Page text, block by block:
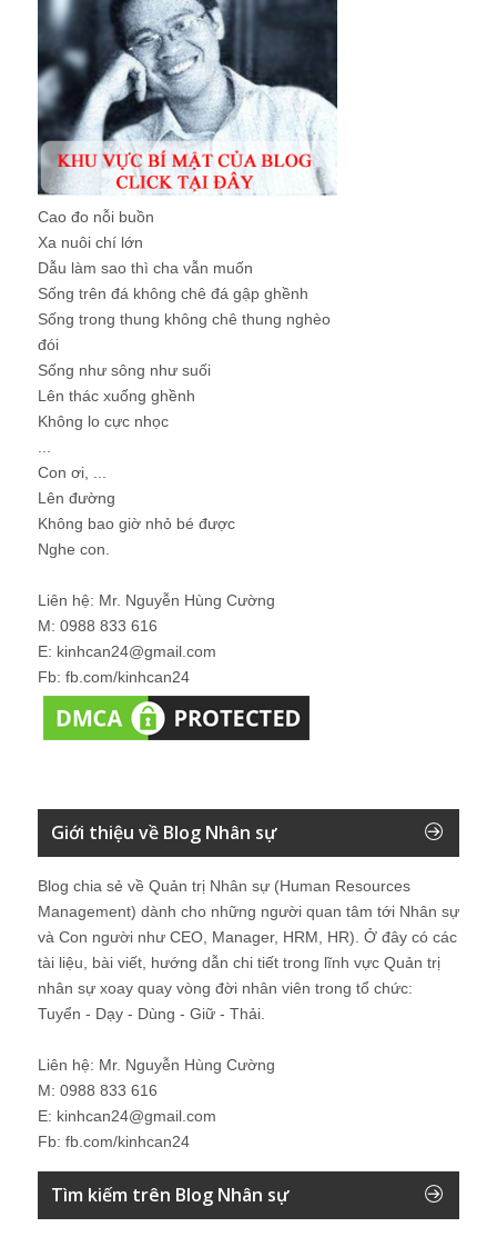
Cao đo nỗi buồn
Xa nuôi chí lớn
Dẫu làm sao thì cha vẫn muốn
Sống trên đá không chê đá gập ghềnh
Sống trong thung không chê thung nghèo
đói
Sống như sông như suối
Lên thác xuống ghềnh
Không lo cực nhọc
Con ơi, ...
Lên đường
Không bao giờ nhỏ bé được
Nghe con.
Liên hệ: Mr. Nguyễn Hùng Cường
M: 0988 833 616
E: kinhcan24@gmail.com
Fb: fb.com/kinhcan24
Giới thiệu về Blog Nhân sự
Blog chia sẻ về Quản trị Nhân sự (Human Resources
Management) dành cho những người quan tâm tới Nhân sự
và Con người như CEO, Manager, HRM, HR). Ở đây có các
tài liệu, bài viết, hướng dẫn chi tiết trong lĩnh vực Quản trị
nhân sự xoay quay vòng đời nhân viên trong tổ chức:
Tuyển - Dạy - Dùng - Giữ - Thải.
Liên hệ: Mr. Nguyễn Hùng Cường
M: 0988 833 616
E: kinhcan24@gmail.com
Fb: fb.com/kinhcan24
Tìm kiếm trên Blog Nhân sự